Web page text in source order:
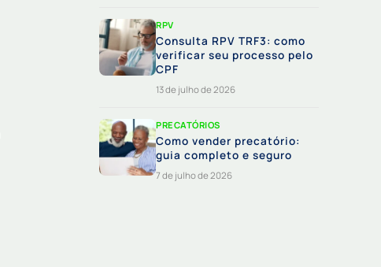
RPV
Consulta RPV TRF3: como
verificar seu processo pelo
CPF
13 de julho de 2026
PRECATÓRIOS
Como vender precatório:
guia completo e seguro
7 de julho de 2026